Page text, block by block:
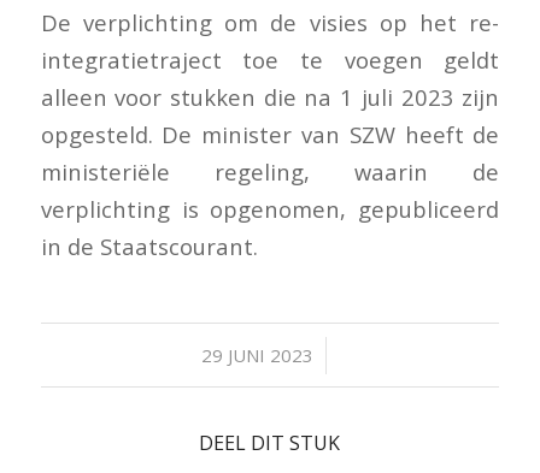
De verplichting om de visies op het re-
integratietraject toe te voegen geldt
alleen voor stukken die na 1 juli 2023 zijn
opgesteld. De minister van SZW heeft de
ministeriële regeling, waarin de
verplichting is opgenomen, gepubliceerd
in de Staatscourant.
29 JUNI 2023
/
DEEL DIT STUK